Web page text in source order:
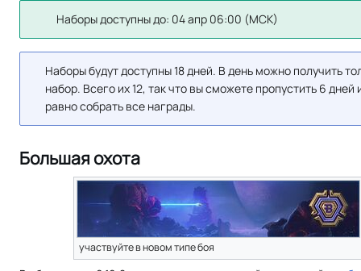
Наборы доступны до: 04 апр 06:00 (МСК)
Наборы будут доступны 18 дней. В день можно получить
набор. Всего их 12, так что вы сможете пропустить 6 дней
равно собрать все награды.
Большая охота
участвуйте в новом типе боя